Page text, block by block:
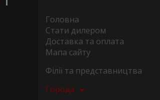
Головна
Стати дилером
Доставка та оплата
Мапа сайту
Філії та представництва
Города